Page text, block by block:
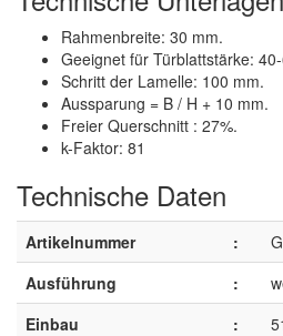
Rahmenbreite: 30 mm.
Geeignet für Türblattstärke:
Schritt der Lamelle: 100 mm.
Aussparung = B / H + 10 mm.
Freier Querschnitt : 27%.
k-Faktor: 81
Technische Daten
Artikelnummer :
Ausführung
:
Einbau
: